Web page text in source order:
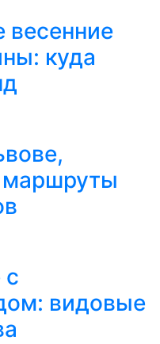
куда
маршруты
с
видовые